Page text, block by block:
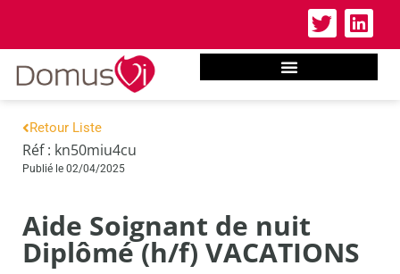
Retour Liste
Réf : kn50miu4cu
Publié le 02/04/2025
Aide Soignant de nuit
Diplômé (h/f) VACATIONS